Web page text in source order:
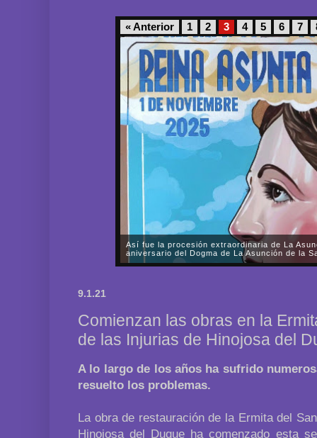
« Anterior 1 2 3 4 5 6 7
Así fue la procesión extraordinaria de La
aniversario del Dogma de La Asunción de la
9.1.21
Comienzan las obras en la
de las Injurias de Hinojosa del
A lo largo de los años ha sufrido
resuelto los problemas.
La obra de restauración de la Ermita del
Hinojosa del Duque ha comenzado esta